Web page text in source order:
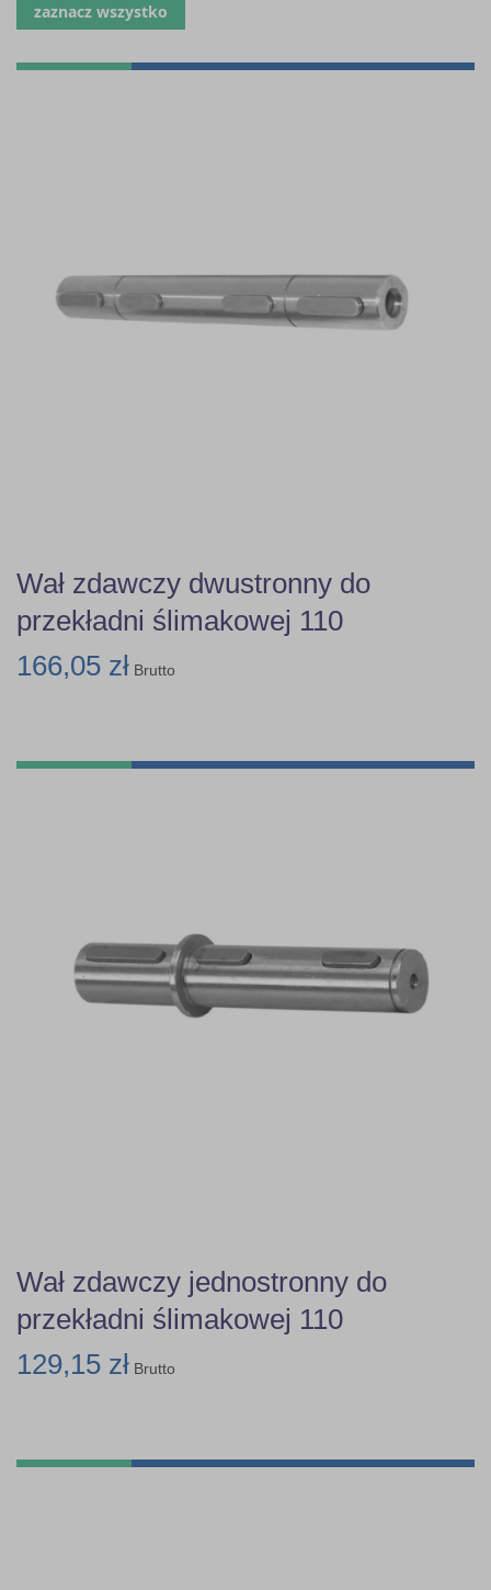
zaznacz wszystko
Wał zdawczy dwustronny do
przekładni ślimakowej 110
166,05 zł Brutto
Wał zdawczy jednostronny do
przekładni ślimakowej 110
129,15 zł Brutto